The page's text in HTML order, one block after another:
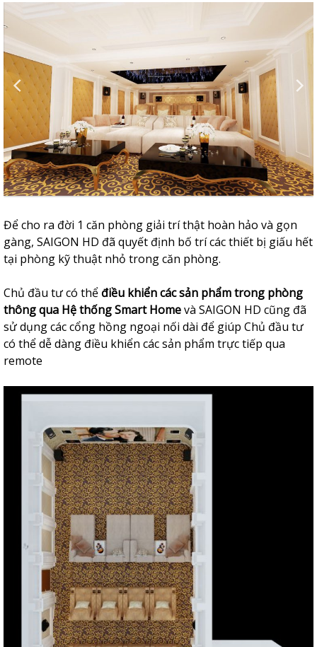
Để cho ra đời 1 căn phòng giải trí thật hoàn hảo và gọn
gàng, SAIGON HD đã quyết định bố trí các thiết bị giấu hết
tại phòng kỹ thuật nhỏ trong căn phòng.
Chủ đầu tư có thểđiều khiển các sản phẩm trong phòng
thông qua Hệ thống Smart Homevà SAIGON HD cũng đã
sử dụng các cổng hồng ngoại nối dài để giúp Chủ đầu tư
có thể dễ dàng điều khiển các sản phẩm trực tiếp qua
remote